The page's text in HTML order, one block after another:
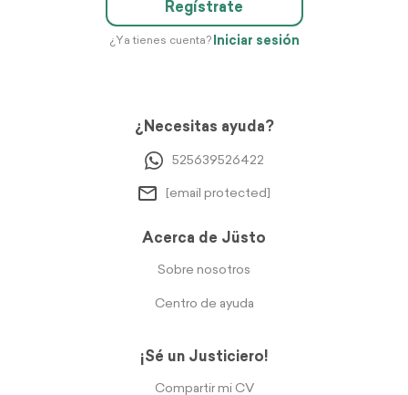
Regístrate
¿Ya tienes cuenta? Iniciar sesión
¿Necesitas ayuda?
525639526422
[email protected]
Acerca de Jüsto
Sobre nosotros
Centro de ayuda
¡Sé un Justiciero!
Compartir mi CV